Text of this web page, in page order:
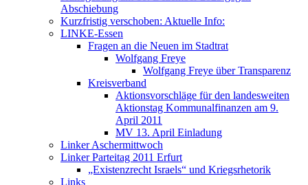
Abschiebung
Kurzfristig verschoben: Aktuelle Info:
LINKE-Essen
Fragen an die Neuen im Stadtrat
Wolfgang Freye
Wolfgang Freye über Transparenz
Kreisverband
Aktionsvorschläge für den landesweiten
Aktionstag Kommunalfinanzen am 9.
April 2011
MV 13. April Einladung
Linker Aschermittwoch
Linker Parteitag 2011 Erfurt
„Existenzrecht Israels“ und Kriegsrhetorik
Links